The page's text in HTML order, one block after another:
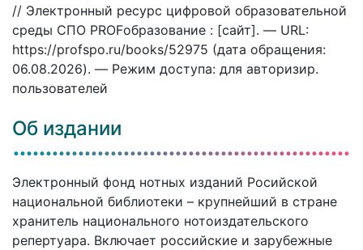
// Электронный ресурс цифровой образовательной
среды СПО PROFобразование : [сайт]. — URL:
https://profspo.ru/books/52975 (дата обращения:
06.08.2026). — Режим доступа: для авторизир.
пользователей
Об издании
Электронный фонд нотных изданий Росийской
национальной библиотеки – крупнейший в стране
хранитель национального нотоиздательского
репертуара. Включает российские и зарубежные